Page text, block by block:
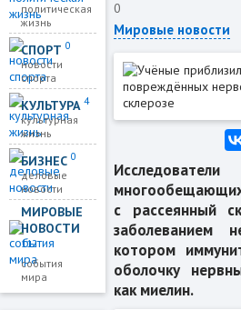
политическая
жизнь
СПОРТ0
новости
спорта
КУЛЬТУРА4
культурная
жизнь
БИЗНЕС0
деловые
новости
МИРОВЫЕ
НОВОСТИ
112
события
мира
0
Мировые новости
с рассеянный
заболеванием
котором
оболочку
как миелин.